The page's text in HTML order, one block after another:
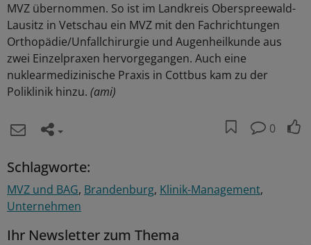
MVZ übernommen. So ist im Landkreis Oberspreewald-
Lausitz in Vetschau ein MVZ mit den Fachrichtungen
Orthopädie/Unfallchirurgie und Augenheilkunde aus
zwei Einzelpraxen hervorgegangen. Auch eine
nuklearmedizinische Praxis in Cottbus kam zu der
Poliklinik hinzu. (ami)
0
Schlagworte:
MVZ und BAG Brandenburg Klinik-Management
Unternehmen
Ihr Newsletter zum Thema